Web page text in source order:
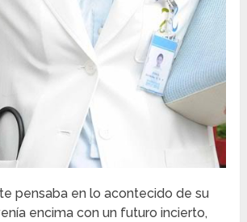
pensaba en lo acontecido de su
encima con un futuro incierto,